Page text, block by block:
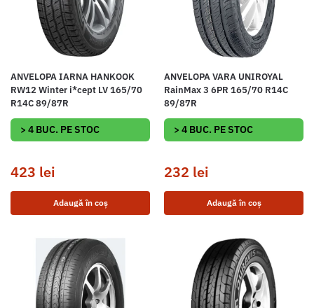
ANVELOPA IARNA HANKOOK
RW12 Winter i*cept LV 165/70
R14C 89/87R
> 4 BUC. PE STOC
423 lei
Adaugă în coș
ANVELOPA VARA UNIROYAL
RainMax 3 6PR 165/70 R14C
89/87R
> 4 BUC. PE STOC
232 lei
Adaugă în coș